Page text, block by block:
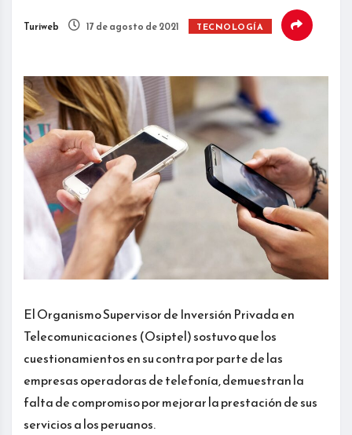
Turiweb 17 de agosto de 2021 TECNOLOGÍA
El Organismo Supervisor de Inversión Privada en
Telecomunicaciones (Osiptel) sostuvo que los
cuestionamientos en su contra por parte de las
empresas operadoras de telefonía, demuestran la
falta de compromiso por mejorar la prestación de sus
servicios a los peruanos.